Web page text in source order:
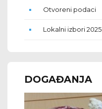
Otvoreni podaci
Lokalni izbori 2025
DOGAĐANJA